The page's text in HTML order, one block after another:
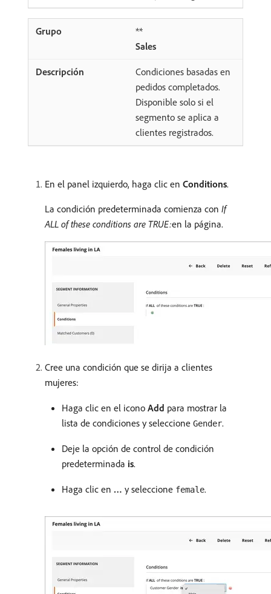
**
Sales
Condiciones basadas en
pedidos completados.
Disponible solo si el
segmento se aplica a
clientes registrados.
En el panel izquierdo, haga clic en Conditions.
La condición predeterminada comienza con If
ALL of these conditions are TRUE:​en la página.
Cree una condición que se dirija a clientes
mujeres:
Haga clic en el icono Add para mostrar la
lista de condiciones y seleccione Gender.
Deje la opción de control de condición
predeterminada is.
Haga clic en … y seleccione female.